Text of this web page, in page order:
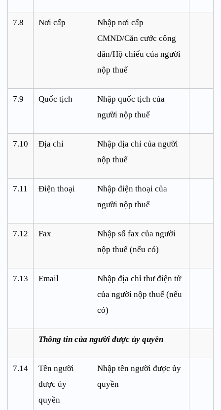
7.8 Nơi cấp
Nhập nơi cấp
CMND/Căn cước công
dân/Hộ chiếu của người
nộp thuế
7.9 Quốc tịch
Nhập quốc tịch của
người nộp thuế
7.10 Địa chỉ
Nhập địa chỉ của người
nộp thuế
7.11 Điện thoại
Nhập điện thoại của
người nộp thuế
7.12 Fax
Nhập số fax của người
nộp thuế (nếu có)
7.13 Email
Nhập địa chỉ thư điện tử
của người nộp thuế (nếu
có)
Thông tin của người được ủy quyền
7.14
Tên người
được ủy
quyền
Nhập tên người được ủy
quyền